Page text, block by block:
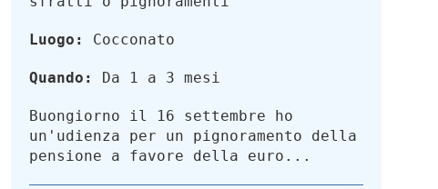
Luogo: Cocconato
Quando: Da 1 a 3 mesi
Buongiorno il 16 settembre ho
un'udienza per un pignoramento della
pensione a favore della euro...